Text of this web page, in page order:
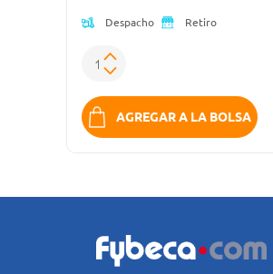
Despacho Retiro
AGREGAR A LA BOLSA